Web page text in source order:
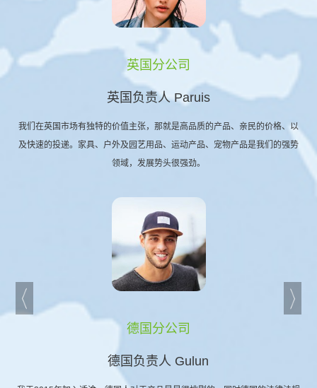
英国分公司
英国负责人 Paruis
我们在英国市场有独特的价值主张，那就是高品质的产品、亲民的价格、以
及快速的投递。家具、户外及园艺用品、运动产品、宠物产品是我们的强势
领域，发展势头很强劲。
德国分公司
德国负责人 Gulun